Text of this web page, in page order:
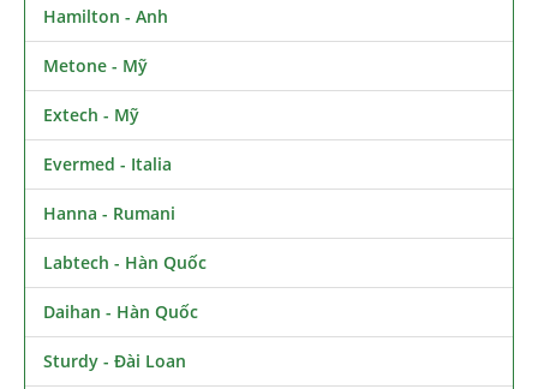
Hamilton - Anh
Metone - Mỹ
Extech - Mỹ
Evermed - Italia
Hanna - Rumani
Labtech - Hàn Quốc
Daihan - Hàn Quốc
Sturdy - Đài Loan